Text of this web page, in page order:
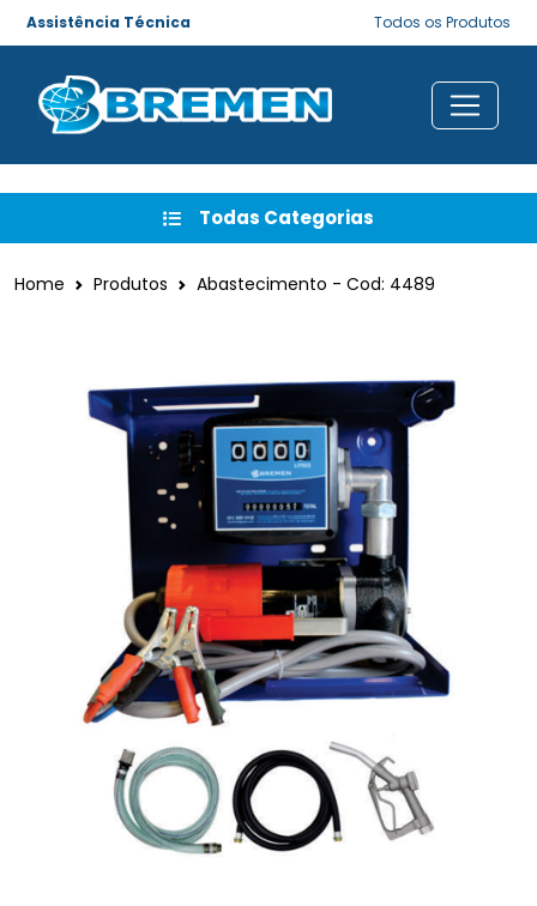
Assistência Técnica Todos os Produtos
Todas Categorias
Home Produtos Abastecimento - Cod: 4489